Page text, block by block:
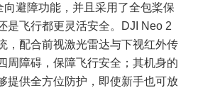
向避障功能，并且采用了全包桨保
是飞行都更灵活安全。DJI Neo 2
，配合前视激光雷达与下视红外传
周障碍，保障飞行安全；其机身的
提供全方位防护，即使新手也可放